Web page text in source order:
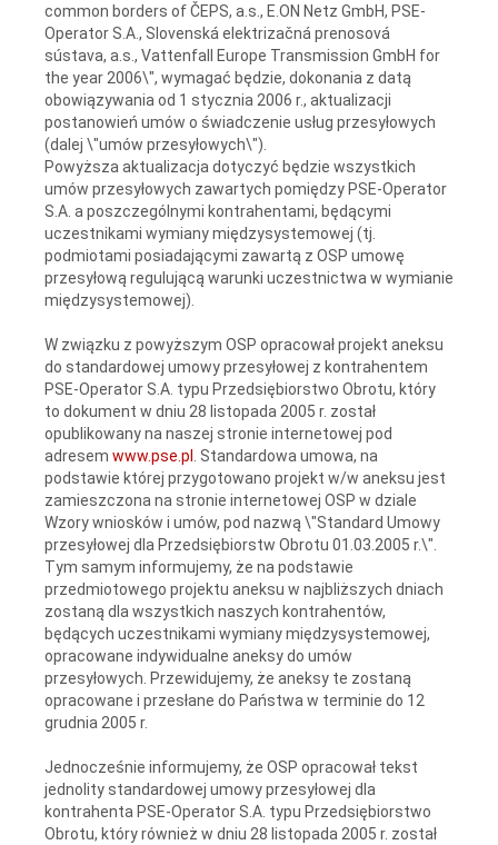
common borders of ČEPS, a.s., E.ON Netz GmbH, PSE-
Operator S.A., Slovenská elektrizačná prenosová
sústava, a.s., Vattenfall Europe Transmission GmbH for
the year 2006\", wymagać będzie, dokonania z datą
obowiązywania od 1 stycznia 2006 r., aktualizacji
postanowień umów o świadczenie usług przesyłowych
(dalej \"umów przesyłowych\").
Powyższa aktualizacja dotyczyć będzie wszystkich
umów przesyłowych zawartych pomiędzy PSE-Operator
S.A. a poszczególnymi kontrahentami, będącymi
uczestnikami wymiany międzysystemowej (tj.
podmiotami posiadającymi zawartą z OSP umowę
przesyłową regulującą warunki uczestnictwa w wymianie
międzysystemowej).
W związku z powyższym OSP opracował projekt aneksu
do standardowej umowy przesyłowej z kontrahentem
PSE-Operator S.A. typu Przedsiębiorstwo Obrotu, który
to dokument w dniu 28 listopada 2005 r. został
opublikowany na naszej stronie internetowej pod
adresem www.pse.pl
. Standardowa umowa, na
podstawie której przygotowano projekt w/w aneksu jest
zamieszczona na stronie internetowej OSP w dziale
Wzory wniosków i umów, pod nazwą \"Standard Umowy
przesyłowej dla Przedsiębiorstw Obrotu 01.03.2005 r.\".
Tym samym informujemy, że na podstawie
przedmiotowego projektu aneksu w najbliższych dniach
zostaną dla wszystkich naszych kontrahentów,
będących uczestnikami wymiany międzysystemowej,
opracowane indywidualne aneksy do umów
przesyłowych. Przewidujemy, że aneksy te zostaną
opracowane i przesłane do Państwa w terminie do 12
grudnia 2005 r.
Jednocześnie informujemy, że OSP opracował tekst
jednolity standardowej umowy przesyłowej dla
kontrahenta PSE-Operator S.A. typu Przedsiębiorstwo
Obrotu, który również w dniu 28 listopada 2005 r. został